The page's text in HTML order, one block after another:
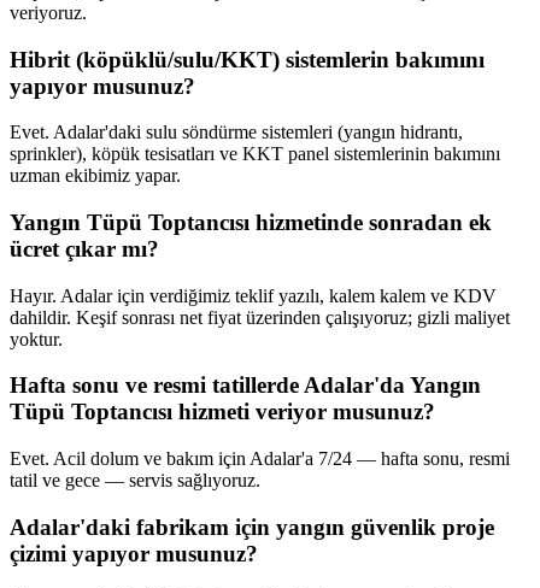
veriyoruz.
Hibrit (köpüklü/sulu/KKT) sistemlerin bakımını
yapıyor musunuz?
Evet. Adalar'daki sulu söndürme sistemleri (yangın hidrantı,
sprinkler), köpük tesisatları ve KKT panel sistemlerinin bakımını
uzman ekibimiz yapar.
Yangın Tüpü Toptancısı hizmetinde sonradan ek
ücret çıkar mı?
Hayır. Adalar için verdiğimiz teklif yazılı, kalem kalem ve KDV
dahildir. Keşif sonrası net fiyat üzerinden çalışıyoruz; gizli maliyet
yoktur.
Hafta sonu ve resmi tatillerde Adalar'da Yangın
Tüpü Toptancısı hizmeti veriyor musunuz?
Evet. Acil dolum ve bakım için Adalar'a 7/24 — hafta sonu, resmi
tatil ve gece — servis sağlıyoruz.
Adalar'daki fabrikam için yangın güvenlik proje
çizimi yapıyor musunuz?